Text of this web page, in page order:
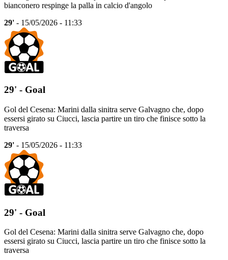
bianconero respinge la palla in calcio d'angolo
29' - 15/05/2026 - 11:33
29' - Goal
Gol del Cesena: Marini dalla sinitra serve Galvagno che, dopo
essersi girato su Ciucci, lascia partire un tiro che finisce sotto la
traversa
29' - 15/05/2026 - 11:33
29' - Goal
Gol del Cesena: Marini dalla sinitra serve Galvagno che, dopo
essersi girato su Ciucci, lascia partire un tiro che finisce sotto la
traversa